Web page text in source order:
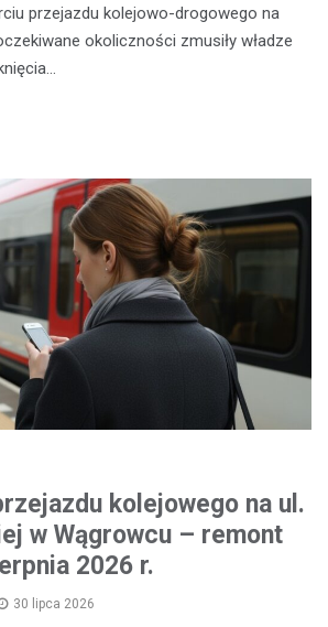
przejazdu kolejowo-drogowego na
okoliczności zmusiły władze
kolejowego na ul.
w Wągrowcu – remont
2026 r.
30 lipca 2026